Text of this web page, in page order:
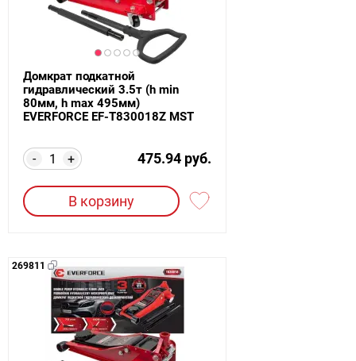
Домкрат подкатной
гидравлический 3.5т (h min
80мм, h max 495мм)
EVERFORCE EF-T830018Z MST
+
- 475.94 руб.
В корзину
269811